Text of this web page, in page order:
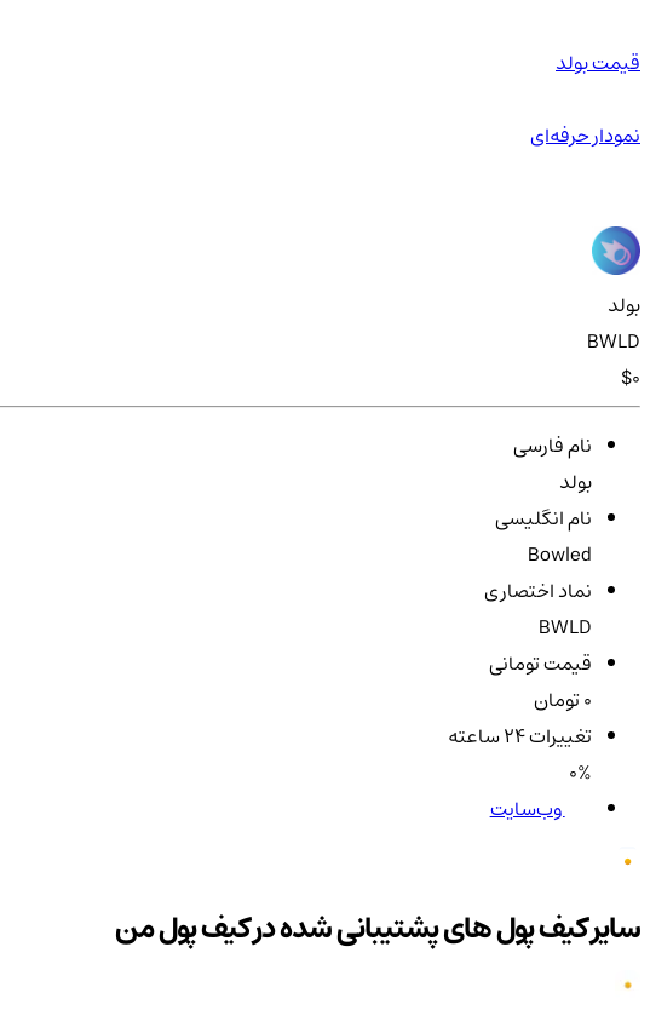
قیمت بولد
نمودار حرفه‌ای
بولد
BWLD
$0
نام فارسی
بولد
نام انگلیسی
Bowled
نماد اختصاری
BWLD
قیمت تومانی
0 تومان
تغییرات ۲۴ ساعته
0%
وب‌سایت
سایر کیف پول های پشتیبانی شده در کیف پول من